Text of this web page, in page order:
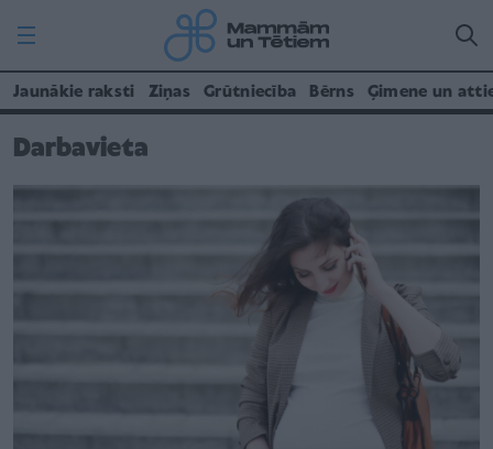
Jaunākie raksti Ziņas Grūtniecība Bērns Ģimene un
Darbavieta